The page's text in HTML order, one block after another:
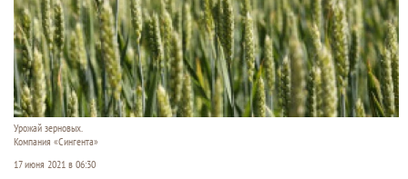
Урожай зерновых.
Компания «Сингента»
17 июня 2021 в 06:30